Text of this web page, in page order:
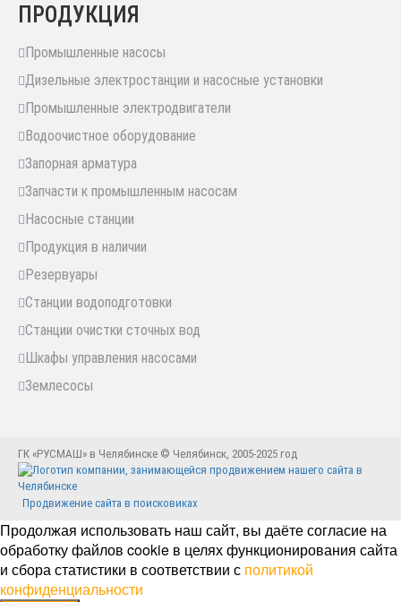
ПРОДУКЦИЯ
Промышленные насосы
Дизельные электростанции и насосные установки
Промышленные электродвигатели
Водоочистное оборудование
Запорная арматура
Запчасти к промышленным насосам
Насосные станции
Продукция в наличии
Резервуары
Станции водоподготовки
Станции очистки сточных вод
Шкафы управления насосами
Землесосы
ГК «РУСМАШ» в Челябинске © Челябинск, 2005-2025 год
Продвижение сайта в поисковиках
Продолжая использовать наш сайт, вы даёте согласие на
обработку файлов cookie в целях функционирования сайта
и сбора статистики в соответствии с политикой
конфиденциальности